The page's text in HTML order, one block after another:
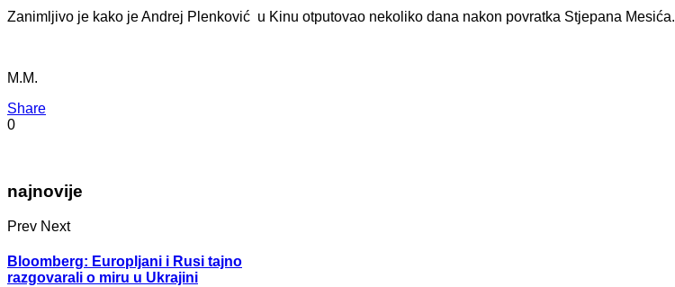
Zanimljivo je kako je Andrej Plenković u Kinu otputovao nekoliko dana nakon povratka Stjepana Mesića.
M.M.
Share
0
najnovije
Prev Next
Bloomberg: Europljani i Rusi tajno
razgovarali o miru u Ukrajini